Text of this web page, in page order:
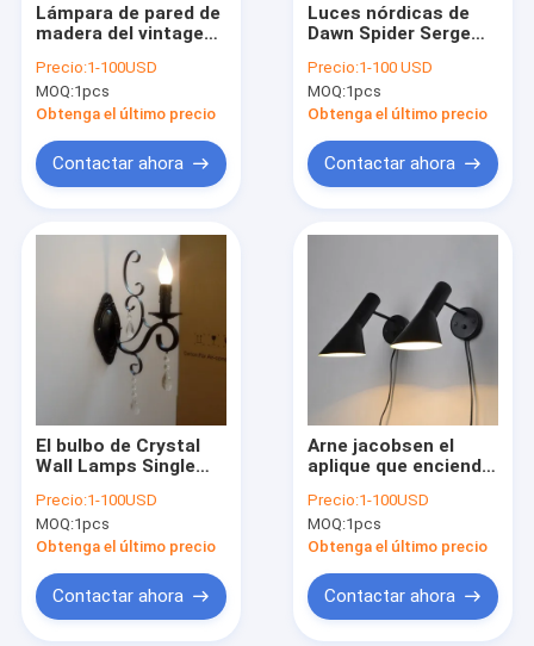
Lámpara de pared de
madera del vintage
la luz del café de la
barra del restaurante
(WH-VR-53)
Precio:1-100USD
MOQ:1pcs
Obtenga el último precio
Contactar ahora
Luces nórdicas de
Dawn Spider Serge
decoración de la
barra del estudio
(WH-VR-03)
Precio:1-100 USD
MOQ:1pcs
Obtenga el último precio
Contactar ahora
El bulbo de Crystal
Wall Lamps Single
de la luz de la vela
llevó los apliques de
la pared (WH-VR-100)
Precio:1-100USD
MOQ:1pcs
Obtenga el último precio
Contactar ahora
Arne jacobsen el
aplique que enciende
AJ de la cabecera
montada en la pared
(WH-VR-97)
Precio:1-100USD
MOQ:1pcs
Obtenga el último precio
Contactar ahora